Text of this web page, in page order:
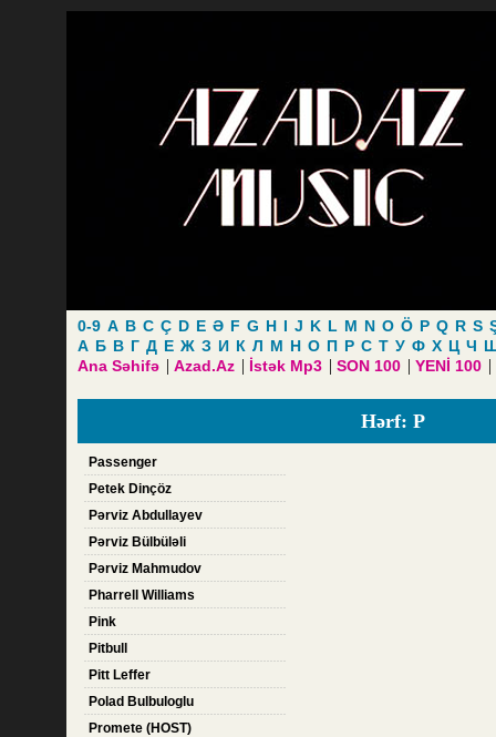
0-9 A B C Ç D E Ə F G H I J K L M N O Ö P Q R S
А Б В Г Д Е Ж З И К Л М Н О П Р С Т У Ф Х Ц Ч
Ana Səhifə | Azad.Az | İstək Mp3 | SON 100 | YENİ 100 |
Hərf: P
Passenger
Petek Dinçöz
Pərviz Abdullayev
Pərviz Bülbüləli
Pərviz Mahmudov
Pharrell Williams
Pink
Pitbull
Pitt Leffer
Polad Bulbuloglu
Promete (HOST)